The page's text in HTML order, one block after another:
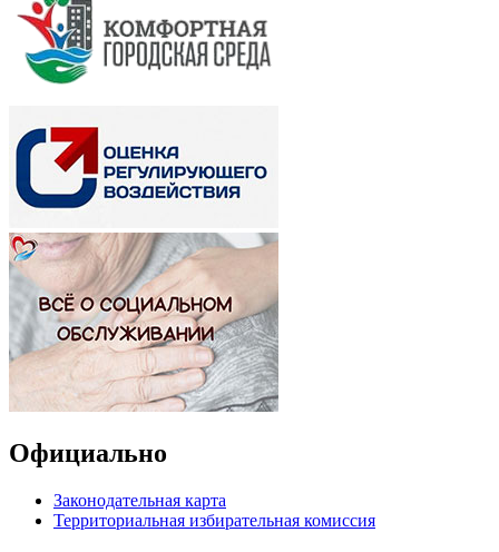
Официально
Законодательная карта
Территориальная избирательная комиссия